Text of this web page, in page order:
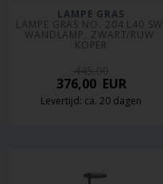
LAMPE GRAS
LAMPE GRAS NO. 204 L40 SW
WANDLAMP, ZWART/RUW
KOPER
376,00EUR
Levertijd: ca. 20 dagen